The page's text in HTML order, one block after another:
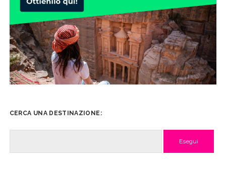
CERCA UNA DESTINAZIONE: